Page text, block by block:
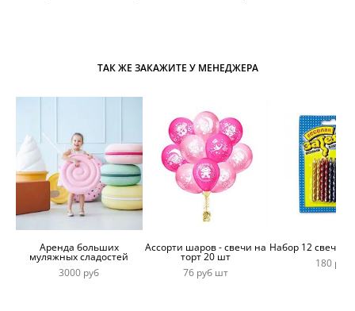
ТАК ЖЕ ЗАКАЖИТЕ У МЕНЕДЖЕРА
Аренда больших
муляжных сладостей
3000 руб
Ассорти шаров - свечи на
торт 20 шт
76 руб шт
Набор 12 свечей
180 руб